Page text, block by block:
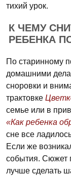
тихий урок.
К ЧЕМУ
РЕБЕНКА
По старинному
домашними
сноровки и
трактовке
семье или в
«Как ребенка
сне все
Если же
события. Сюжет
лучше сделать